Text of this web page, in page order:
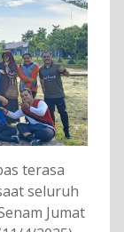
terasa
seluruh
Jumat